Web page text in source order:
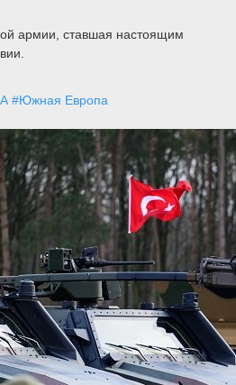
армии, ставшая настоящим
#Южная Европа